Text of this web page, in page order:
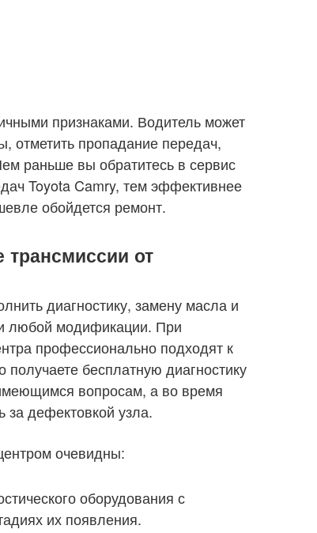
признаками. Водитель может
отметить пропадание передач,
раньше вы обратитесь в сервис
Toyota Camry, тем эффективнее
обойдется ремонт.
трансмиссии от
диагностику, замену масла и
любой модификации. При
профессионально подходят к
бесплатную диагностику
вопросам, а во время
за дефектовкой узла.
очевидны:
оборудования с
их появления.